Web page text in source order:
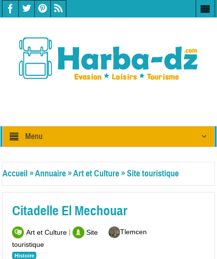
Menu
Accueil»Annuaire»Art et Culture»Site touristique
Citadelle El Mechouar
Art et Culture|
Site
touristique
Histoire
Tlemcen